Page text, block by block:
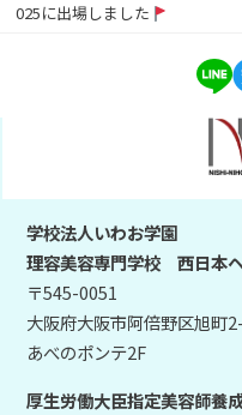
025に出場しました
学校法人いわお学園
理容美容専門学校 西日本
〒545-0051
大阪府大阪市阿倍野区旭町
あべのポンテ2F
厚生労働大臣指定美容師養